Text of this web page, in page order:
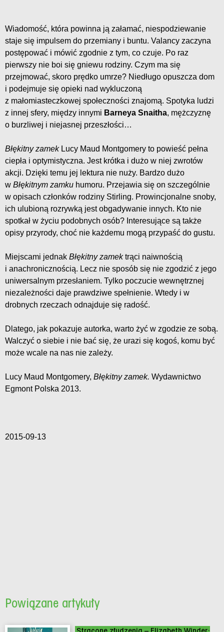
Wiadomość, która powinna ją załamać, niespodziewanie
staje się impulsem do przemiany i buntu. Valancy zaczyna
postępować i mówić zgodnie z tym, co czuje. Po raz
pierwszy nie boi się gniewu rodziny. Czym ma się
przejmować, skoro prędko umrze? Niedługo opuszcza dom
i podejmuje się opieki nad wykluczoną
z małomiasteczkowej społeczności znajomą. Spotyka ludzi
z innej sfery, między innymi Barneya Snaitha, mężczyznę
o burzliwej i niejasnej przeszłości…
Błękitny zamekLucy Maud Montgomery to powieść pełna
ciepła i optymistyczna. Jest krótka i dużo w niej zwrotów
akcji. Dzięki temu jej lektura nie nuży. Bardzo dużo
w Błękitnym zamku humoru. Przejawia się on szczególnie
w opisach członków rodziny Stirling. Prowincjonalne snoby,
ich ulubioną rozrywką jest obgadywanie innych. Kto nie
spotkał w życiu podobnych osób? Interesujące są także
opisy przyrody, choć nie każdemu mogą przypaść do gustu.
Miejscami jednak Błękitny zamektrąci naiwnością
i anachronicznością. Lecz nie sposób się nie zgodzić z jego
uniwersalnym przesłaniem. Tylko poczucie wewnętrznej
niezależności daje prawdziwe spełnienie. Wtedy i w
drobnych rzeczach odnajduje się radość.
Dlatego, jak pokazuje autorka, warto żyć w zgodzie ze sobą.
Walczyć o siebie i nie bać się, że urazi się kogoś, komu być
może wcale na nas nie zależy.
Lucy Maud Montgomery, Błękitny zamek. Wydawnictwo
Egmont Polska 2013.
2015-09-13
Powiązane artykuły